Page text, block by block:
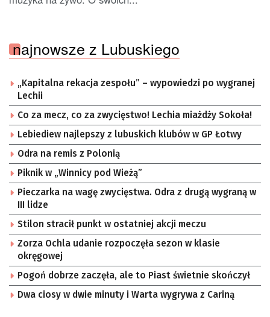
najnowsze z Lubuskiego
„Kapitalna rekacja zespołu” – wypowiedzi po wygranej
Lechii
Co za mecz, co za zwycięstwo! Lechia miażdży Sokoła!
Lebiediew najlepszy z lubuskich klubów w GP Łotwy
Odra na remis z Polonią
Piknik w „Winnicy pod Wieżą”
Pieczarka na wagę zwycięstwa. Odra z drugą wygraną w
III lidze
Stilon stracił punkt w ostatniej akcji meczu
Zorza Ochla udanie rozpoczęła sezon w klasie
okręgowej
Pogoń dobrze zaczęła, ale to Piast świetnie skończył
Dwa ciosy w dwie minuty i Warta wygrywa z Cariną